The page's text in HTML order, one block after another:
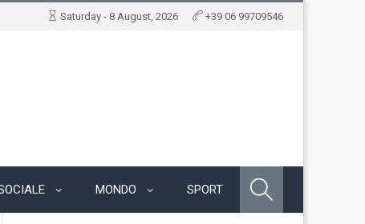
Saturday - 8 August, 2026 +39 06 99709546
MONDO SPORT